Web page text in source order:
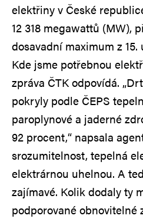
elektřiny v České
12 318 megawattů (MW),
dosavadní maximum z 15.
Kde jsme potřebnou
zpráva ČTK odpovídá.
pokryly podle ČEPS
paroplynové a jaderné
92 procent,“ napsala
srozumitelnost, tepelná
elektrárnou uhelnou. A
zajímavé. Kolik dodaly ty
podporované obnovitelné